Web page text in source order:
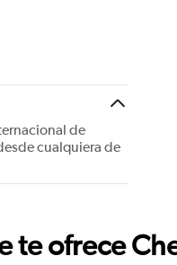
de
cualquiera de
te ofrece